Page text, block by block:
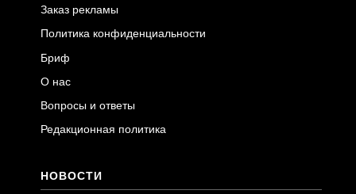
Заказ рекламы
Политика конфиденциальности
Бриф
О нас
Вопросы и ответы
Редакционная политика
НОВОСТИ